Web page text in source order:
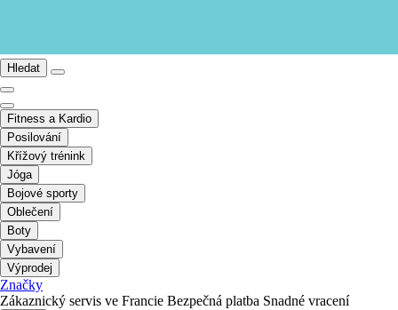
Hledat
Fitness a Kardio
Posilování
Křížový trénink
Jóga
Bojové sporty
Oblečení
Boty
Vybavení
Výprodej
Značky
Zákaznický servis ve Francie Bezpečná platba Snadné vracení